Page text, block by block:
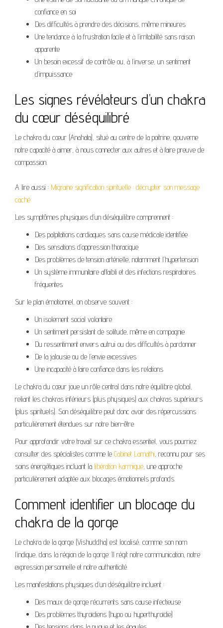
confiance en soi
Des difficultés à prendre des décisions, même mineures
Une tendance à la frustration facile et à l’irritabilité sans raison
apparente
Un besoin excessif de contrôle ou, à l’inverse, un sentiment
d’impuissance
Les signes révélateurs d’un chakra
du cœur déséquilibré
Le chakra du cœur (Anahata), situé au centre de la poitrine, gouverne
notre capacité à aimer, à nous connecter aux autres et à faire preuve de
compassion.
A lire aussi : Migraine signification spirituelle : décrypter son message
caché
Les symptômes physiques d’un déséquilibre comprennent :
Des palpitations cardiaques sans cause médicale identifiée
Des sensations d’oppression thoracique
Des problèmes de tension artérielle, notamment l’hypertension
Un système immunitaire affaibli et des infections respiratoires
fréquentes
Sur le plan émotionnel, on observe souvent :
Un isolement social volontaire
Un sentiment persistant de solitude, même en compagnie
Du ressentiment envers autrui ou des difficultés à pardonner
De la jalousie ou de l’envie excessives
Une incapacité à faire confiance dans les relations
Le chakra du cœur joue un rôle central dans notre équilibre global,
reliant les chakras inférieurs (plus physiques) aux chakras supérieurs
(plus spirituels). Son déséquilibre peut donc avoir des répercussions
particulièrement étendues sur notre bien-être.
Pour approfondir votre travail sur ce chakra essentiel, vous pourriez
consulter des spécialistes comme le Cabinet Lamathi, reconnu pour ses
soins énergétiques incluant la libération karmique, une approche
particulièrement adaptée aux blocages émotionnels profonds.
Comment identifier un blocage du
chakra de la gorge
Le chakra de la gorge (Vishuddha) est localisé, comme son nom
l’indique, dans la région de la gorge. Il régit notre communication, notre
expression personnelle et notre authenticité.
Les manifestations physiques d’un déséquilibre incluent :
Des maux de gorge récurrents sans cause infectieuse
Des problèmes thyroïdiens (hypo ou hyperthyroïdie)